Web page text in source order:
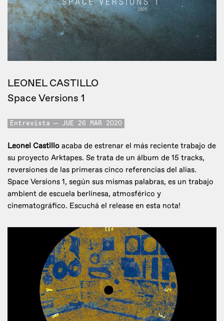
LEONEL CASTILLO
Space Versions 1
Entrevista JUE 26 MAR 2020
Leonel Castillo acaba de estrenar el más reciente trabajo de
su proyecto Arktapes. Se trata de un álbum de 15 tracks,
reversiones de las primeras cinco referencias del alias.
Space Versions 1, según sus mismas palabras, es un trabajo
ambient de escuela berlinesa, atmosférico y
cinematográfico. Escuchá el release en esta nota!